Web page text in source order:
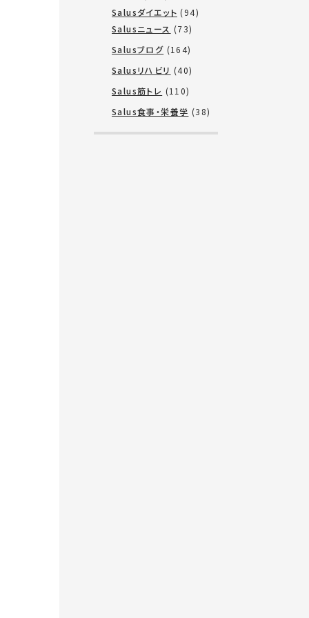
Salusダイエット (94)
Salusニュース (73)
Salusブログ (164)
Salusリハビリ (40)
Salus筋トレ (110)
Salus食事・栄養学 (38)